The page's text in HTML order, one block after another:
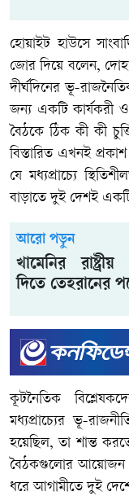
হোয়াইট হাউসে
জোর দিয়ে বলেন,
দীর্ঘদিনের ভূ-
জন্য একটি কার্যকরী
বৈঠকে ঠিক কী কী
বিস্তারিত এখনই
যে মধ্যপ্রাচ্যে
বাড়াতে দুই দেশই
আরো পড়ুন
খামেনির
দিতে তেহরানের
কূটনৈতিক
মধ্যপ্রাচ্যের ভূ-
হয়েছিল, তা শান্ত
বৈঠকগুলোর আয়োজন
ধরে আগামীতে দুই